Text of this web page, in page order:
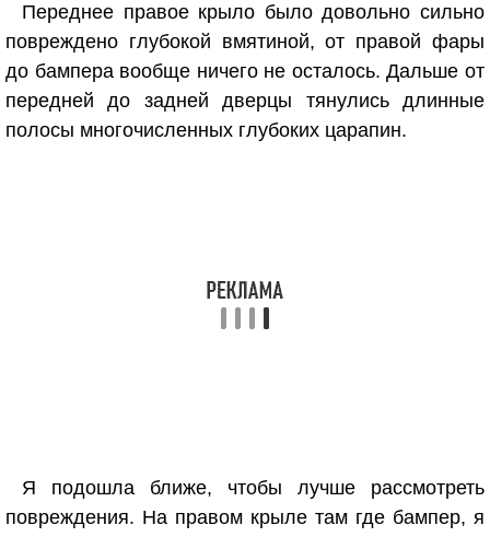
Переднее правое крыло было довольно сильно
повреждено глубокой вмятиной, от правой фары
до бампера вообще ничего не осталось. Дальше от
передней до задней дверцы тянулись длинные
полосы многочисленных глубоких царапин.
Я подошла ближе, чтобы лучше рассмотреть
повреждения. На правом крыле там где бампер, я